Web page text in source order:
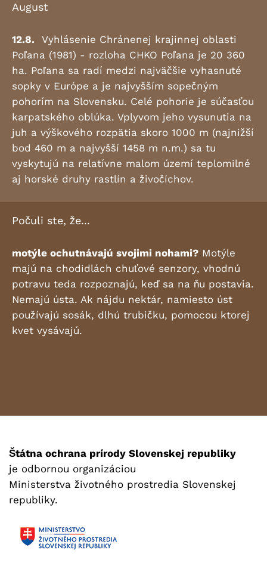
August
12.8. Vyhlásenie Chránenej krajinnej oblasti
Poľana (1981) - rozloha CHKO Poľana je 20 360
ha. Poľana sa radí medzi najväčšie vyhasnuté
sopky v Európe a je najvyšším sopečným
pohorím na Slovensku. Celé pohorie je súčasťou
karpatského oblúka. Vplyvom jeho vysunutia na
juh a výškového rozpätia skoro 1000 m (najnižší
bod 460 m a najvyšší 1458 m n.m.) sa tu
vyskytujú na relatívne malom území teplomilné
aj horské druhy rastlín a živočíchov.
Počuli ste, že...
motýle ochutnávajú svojimi nohami? Motýle
majú na chodidlách chuťové senzory, vhodnú
potravu teda rozpoznajú, keď sa na ňu postavia.
Nemajú ústa. Ak nájdu nektár, namiesto úst
používajú sosák, dlhú trubičku, pomocou ktorej
kvet vysávajú.
Štátna ochrana prírody Slovenskej republiky
je odbornou organizáciou
Ministerstva životného prostredia Slovenskej
republiky.